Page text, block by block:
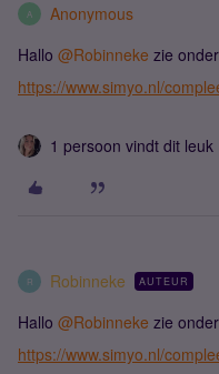
A Anonymous
Hallo @Robinneke zie
https://www.simyo.nl/
1 persoon vindt dit leuk
R Robinneke AUTEUR
Hallo @Robinneke zie
https://www.simyo.nl/